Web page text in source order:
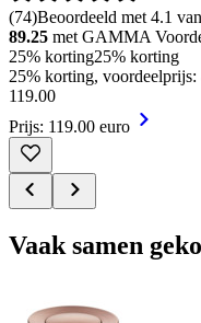
(74)Beoordeeld met 4.1
89.25 met GAMMA
25% korting25% korting
25% korting,
119.00
Prijs: 119.00 euro
Vaak samen